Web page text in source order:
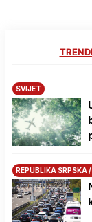
SVIJET
REPUBLIKA SRPSKA /